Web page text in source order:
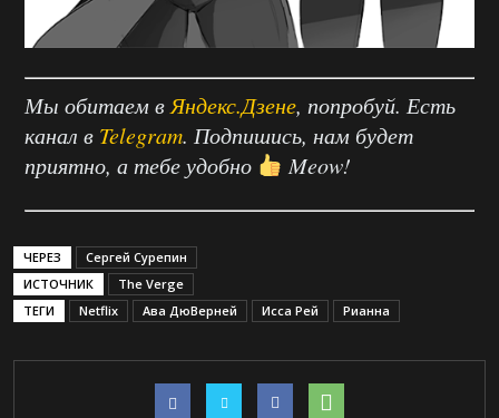
Мы обитаем вЯндекс.Дзене, попробуй. Есть
канал в Telegram. Подпишись, нам будет
приятно, а тебе удобно
Meow!
ЧЕРЕЗ
Сергей Сурепин
ИСТОЧНИК
The Verge
ТЕГИ
Netflix Ава ДюВерней Исса Рей Рианна